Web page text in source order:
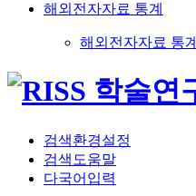
해외전자자료 통계
해외전자자료 통계
검색환경설정
검색도움말
다국어입력